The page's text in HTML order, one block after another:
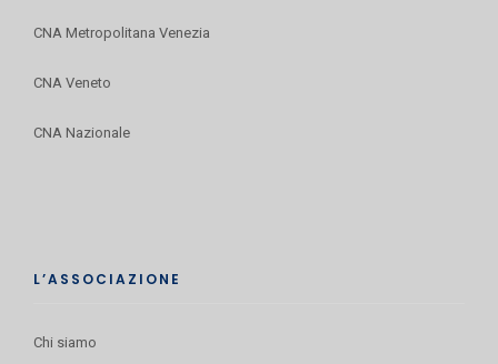
CNA Metropolitana Venezia
CNA Veneto
CNA Nazionale
L’ASSOCIAZIONE
Chi siamo